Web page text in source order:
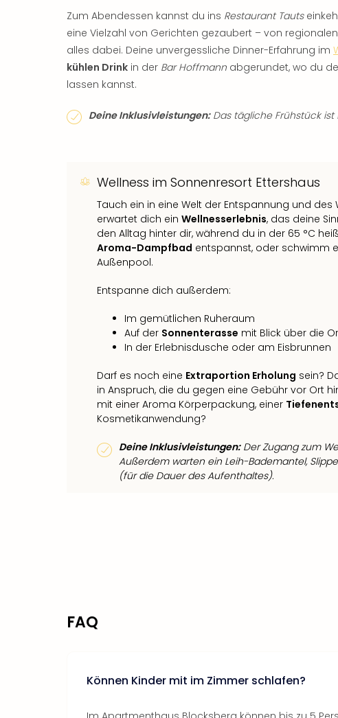
Zum Abendessen kannst du ins Restaurant Tauts
eine Vielzahl von Gerichten gezaubert – von
alles dabei. Deine unvergessliche Dinner-Erfahrung im
kühlen Drink in der Bar Hoffmann abgerundet, wo du
lassen kannst.
Deine Inklusivleistungen:Das tägliche Frühstück ist
Wellness im Sonnenresort Ettershaus
Tauch ein in eine Welt der Entspannung und des
erwartet dich ein Wellnesserlebnis, das deine
den Alltag hinter dir, während du in der 65 °C
Aroma-Dampfbad entspannst, oder schwimm
Außenpool.
Entspanne dich außerdem:
Im gemütlichen Ruheraum
Auf der Sonnenterasse mit Blick über die
In der Erlebnisdusche oder am Eisbrunnen
Darf es noch eine Extraportion Erholung sein?
in Anspruch, die du gegen eine Gebühr vor Ort
mit einer Aroma Körperpackung, einer
Kosmetikanwendung?
Deine Inklusivleistungen:Der Zugang zum
Außerdem warten ein Leih-Bademantel,
(für die Dauer des Aufenthaltes).
FAQ
Können Kinder mit im Zimmer schlafen?